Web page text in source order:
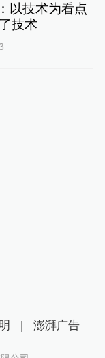
以技术为看点
技术
| 澎湃广告